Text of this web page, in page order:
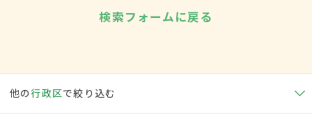
検索フォームに戻る
他の行政区で絞り込む